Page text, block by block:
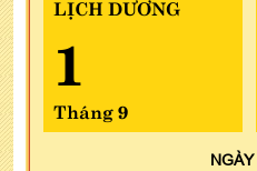
LỊCH DƯƠNG
1
Tháng 9
NGÀY